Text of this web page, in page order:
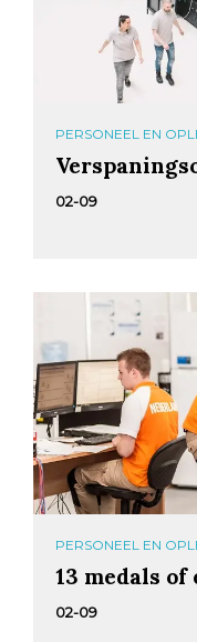
PERSONEEL EN
02-09
PERSONEEL EN
13 medals
02-09